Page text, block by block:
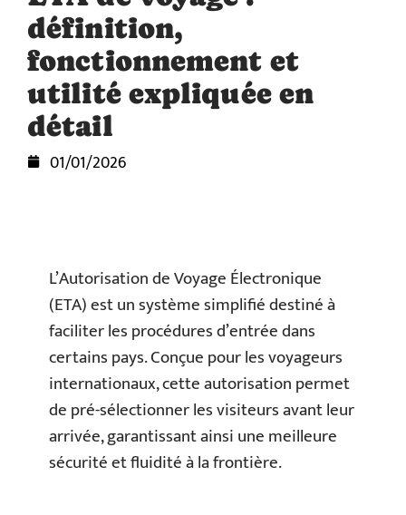
définition,
fonctionnement et
utilité expliquée en
détail
01/01/2026
L’Autorisation de Voyage Électronique
(ETA) est un système simplifié destiné à
faciliter les procédures d’entrée dans
certains pays. Conçue pour les voyageurs
internationaux, cette autorisation permet
de pré-sélectionner les visiteurs avant leur
arrivée, garantissant ainsi une meilleure
sécurité et fluidité à la frontière.